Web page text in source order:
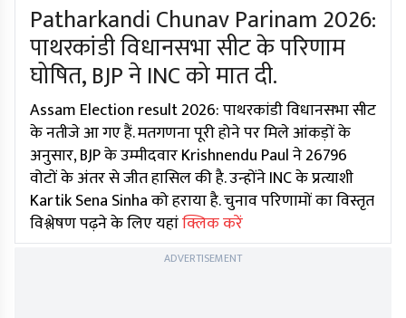
Patharkandi Chunav Parinam 2026:
पाथरकांडी विधानसभा सीट के परिणाम
घोषित, BJP ने INC को मात दी.
Assam Election result 2026: पाथरकांडी विधानसभा सीट
के नतीजे आ गए हैं. मतगणना पूरी होने पर मिले आंकड़ों के
अनुसार, BJP के उम्मीदवार Krishnendu Paul ने 26796
वोटों के अंतर से जीत हासिल की है. उन्होंने INC के प्रत्याशी
Kartik Sena Sinha को हराया है. चुनाव परिणामों का विस्तृत
विश्लेषण पढ़ने के लिए यहांक्लिक करें
ADVERTISEMENT